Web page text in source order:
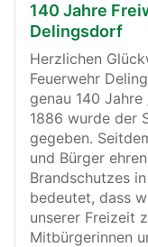
140 Jahre
Delingsdorf
Herzlichen
Feuerwehr
genau 140
1886 wurde der
gegeben.
und Bürger
Brandschutzes
bedeutet, dass
unserer Freizeit
Mitbürgerinnen